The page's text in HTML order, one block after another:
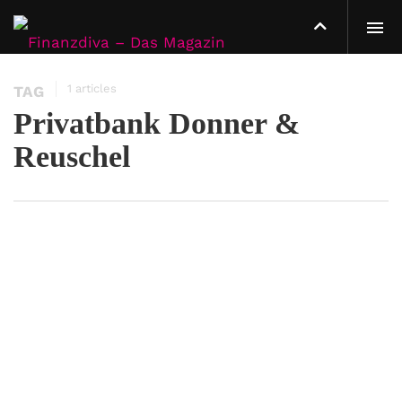
TAG 1 articles
Privatbank Donner &
Reuschel